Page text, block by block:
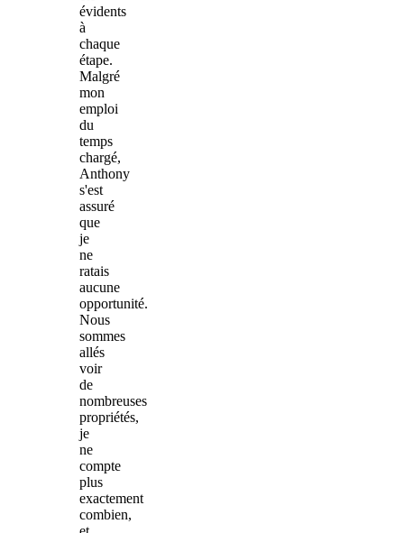
évidents
à
chaque
étape.
Malgré
mon
emploi
du
temps
chargé,
Anthony
s'est
assuré
que
je
ne
ratais
aucune
opportunité.
Nous
sommes
allés
voir
de
nombreuses
propriétés,
je
ne
compte
plus
exactement
combien,